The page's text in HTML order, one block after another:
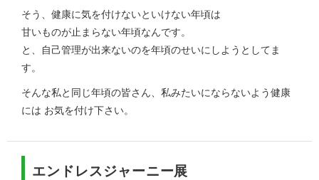
そう、健康に気を付けないといけない年頃は
甘いものが止まらない年頃なんです。
と、自己管理が出来ないのを年頃のせいにしようとしてま
す。
そんな私と同じ年頃の皆さん、私みたいにならないよう健康
には お気を付け下さい。
エンドレスジャーニー展